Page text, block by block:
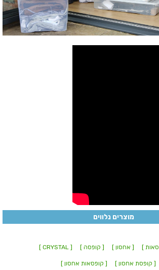
מוצרים נלווים
] [ אחסון ] [ קופסה ] [ CRYSTAL ]
[ קופסת אחסון ] [ קופסאות אחסון ]